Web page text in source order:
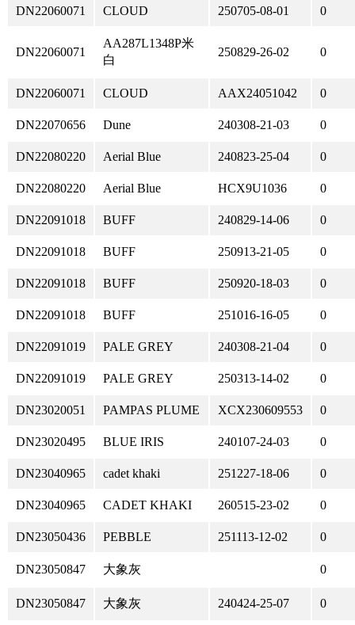
DN22060071 CLOUD 250705-08-01 0
DN22060071
AA287L1348P米
白
250829-26-02 0
DN22060071 CLOUD AAX24051042 0
DN22070656 Dune 240308-21-03 0
DN22080220 Aerial Blue 240823-25-04 0
DN22080220 Aerial Blue HCX9U1036 0
DN22091018 BUFF 240829-14-06 0
DN22091018 BUFF 250913-21-05 0
DN22091018 BUFF 250920-18-03 0
DN22091018 BUFF 251016-16-05 0
DN22091019 PALE GREY 240308-21-04 0
DN22091019 PALE GREY 250313-14-02 0
DN23020051 PAMPAS PLUME XCX230609553 0
DN23020495 BLUE IRIS 240107-24-03 0
DN23040965 cadet khaki 251227-18-06 0
DN23040965 CADET KHAKI 260515-23-02 0
DN23050436 PEBBLE 251113-12-02 0
DN23050847 大象灰 0
DN23050847 大象灰 240424-25-07 0